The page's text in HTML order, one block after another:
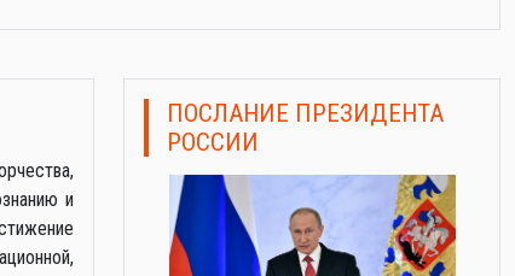
и
ПОСЛАНИЕ ПРЕЗИДЕНТА
РОССИИ